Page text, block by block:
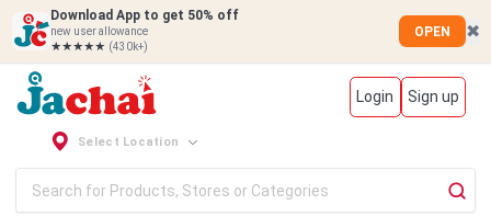
Download App to get 50% off
new user allowance
★★★★★ (430k+)
OPEN ✖
Login Sign up
Select Location